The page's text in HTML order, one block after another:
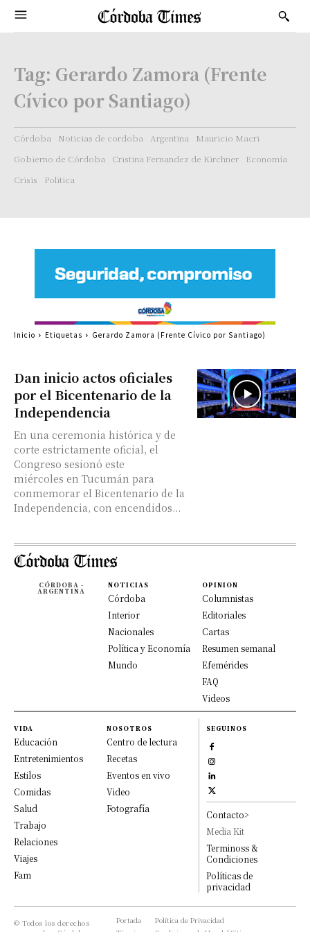
Tag: Gerardo Zamora (Frente
Cívico por Santiago)
Córdoba Noticias de cordoba Argentina
Mauricio Macri
Gobierno de Córdoba
Cristina Fernandez de Kirchner
Economía
Crisis
Politica
Dan inicio actos oficiales
por el Bicentenario de la
Independencia
En una ceremonia histórica y de
corte estrictamente oficial, el
Congreso sesionó este
miércoles en Tucumán para
conmemorar el Bicentenario de la
Independencia, con encendidos...
Inicio Etiquetas Gerardo Zamora (Frente Cívico por Santiago)
CÓRDOBA -
ARGENTINA
NOTICIAS
Córdoba
Interior
Nacionales
Política y Economía
Mundo
OPINION
Columnistas
Editoriales
Cartas
Resumen semanal
Efemérides
FAQ
Videos
VIDA
Educación
Entretenimientos
Estilos
Comidas
Salud
Trabajo
Relaciones
Viajes
Fam
NOSOTROS
Centro de lectura
Recetas
Eventos en vivo
Video
Fotografía
SEGUINOS
Contacto>
Media Kit
Terminoss &
Condiciones
Políticas de
privacidad
© Todos los derechos
Portada
Política de Privacidad